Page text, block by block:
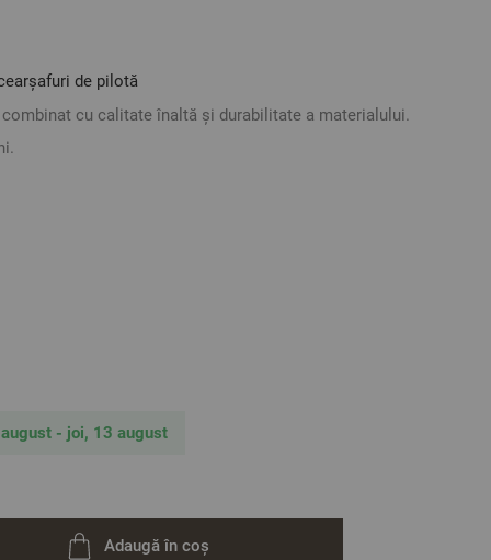
de pilotă
cu calitate înaltă și durabilitate a materialului.
decorativă și închidere tip plic pe partea scurtă.
ridicată. Contracție de doar 4%.
temperatura recomandată indicată pe eticheta
o durată lungă de viață a lenjeriei de pat.
satinat
- joi, 13 august
Adaugă în coș